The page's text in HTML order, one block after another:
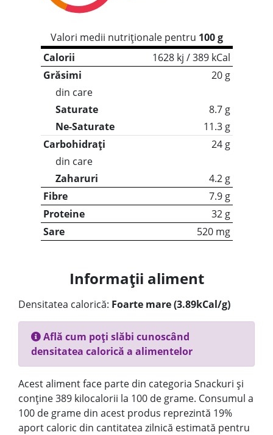
Valori medii nutriționale pentru 100 g
Calorii
1628 kj / 389 kCal
Grăsimi
20 g
din care
Saturate
8.7 g
Ne-Saturate
11.3 g
Carbohidrați
24 g
din care
Zaharuri
4.2 g
Fibre
7.9 g
Proteine
32 g
Sare
520 mg
Informații aliment
Densitatea calorică: Foarte mare (3.89kCal/g)
Află cum poți slăbi cunoscând
densitatea calorică a alimentelor
Acest aliment face parte din categoria Snackuri și
conține 389 kilocalorii la 100 de grame. Consumul a
100 de grame din acest produs reprezintă 19%
aport caloric din cantitatea zilnică estimată pentru